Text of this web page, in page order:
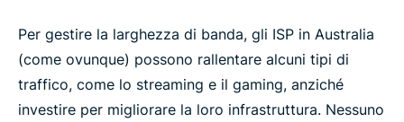
Per gestire la larghezza di banda, gli ISP in Australia
(come ovunque) possono rallentare alcuni tipi di
traffico, come lo streaming e il gaming, anziché
investire per migliorare la loro infrastruttura. Nessuno